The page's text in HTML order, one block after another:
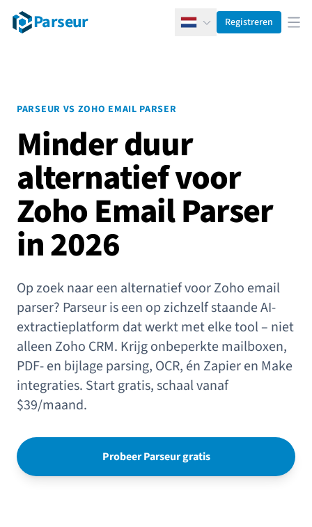
Parseur NederlandsRegistreren
PARSEUR VS ZOHO EMAIL PARSER
Minder duur
alternatief voor
Zoho Email Parser
in 2026
Op zoek naar een alternatief voor Zoho email
parser? Parseur is een op zichzelf staande AI-
extractieplatform dat werkt met elke tool – niet
alleen Zoho CRM. Krijg onbeperkte mailboxen,
PDF- en bijlage parsing, OCR, én Zapier en Make
integraties. Start gratis, schaal vanaf
$39/maand.
Probeer Parseur gratis